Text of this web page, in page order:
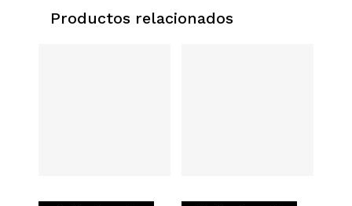
Productos relacionados